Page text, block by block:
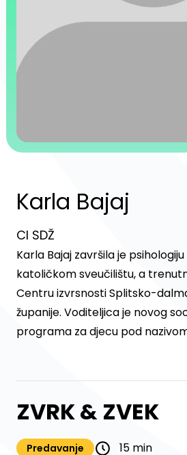
Karla Bajaj
CI SDŽ
Karla Bajaj završila je
katoličkom sveučilištu, a
Centru izvrsnosti Splitsko-
županije. Voditeljica je novog
programa za djecu pod
ZVRK & ZVEK
Predavanje
15 min